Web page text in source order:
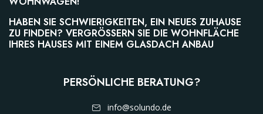
PERSÖNLICHE BERATUNG?
info@solundo.de
HABEN SIE SCHWIERIGKEITEN, EIN NEUES ZUHAUSE
ZU FINDEN? VERGRÖSSERN SIE DIE WOHNFLÄCHE I
HRES HAUSES MIT EINEM GLASDACH ANBAU